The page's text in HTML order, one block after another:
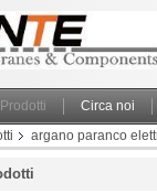
Prodotti Circa noi
argano paranco